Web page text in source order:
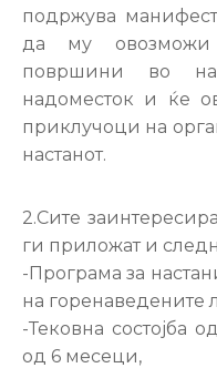
подржува
да му овозможи
површини во
надоместок и ќе
приклучоци на
настанот.
2.Сите
ги приложат и
-Програма за
на горенаведените
-Тековна состојба
од 6 месеци,